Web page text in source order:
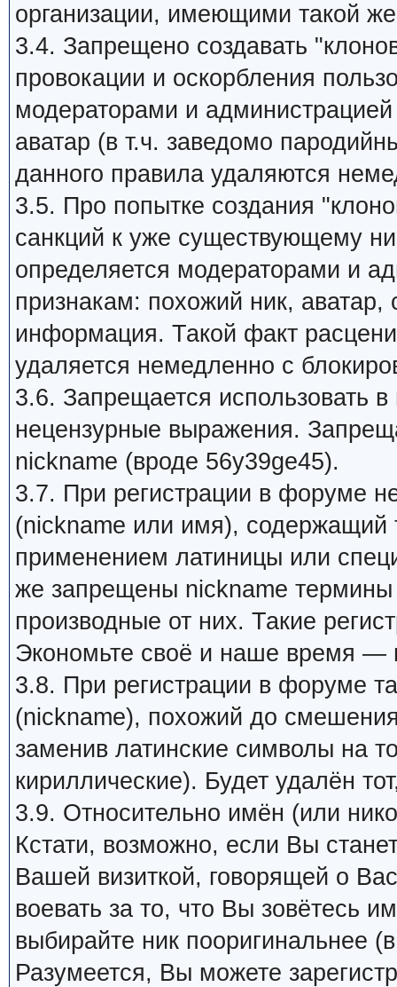
организации, имеющими такой
3.4. Запрещено создавать
провокации и оскорбления
модераторами и
аватар (в т.ч. заведомо
данного правила удаляются
3.5. Про попытке создания
санкций к уже существующему
определяется модераторами и
признакам: похожий ник, аватар,
информация. Такой факт
удаляется немедленно с
3.6. Запрещается использовать
нецензурные выражения.
nickname (вроде 56y39ge45).
3.7. При регистрации в форуме
(nickname или имя), содержащий
применением латиницы или
же запрещены nickname
производные от них. Такие
Экономьте своё и наше время —
3.8. При регистрации в форуме
(nickname), похожий до
заменив латинские символы на
кириллические). Будет удалён
3.9. Относительно имён (или
Кстати, возможно, если Вы
Вашей визиткой, говорящей о
воевать за то, что Вы зовётесь
выбирайте ник пооригинальнее
Разумеется, Вы можете